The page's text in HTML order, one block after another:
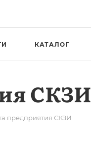
КАТАЛОГ
СКЗИ
предприятия СКЗИ